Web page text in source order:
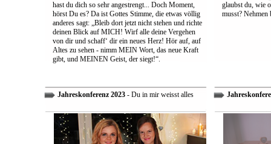
hast du dich so sehr angestrengt... Doch Moment,
hörst Du es? Da ist Gottes Stimme, die etwas völlig
anderes sagt: „Bleib dort jetzt nicht stehen und richte
deinen Blick auf MICH! Wirf alle deine Vergehen
von dir und schaff‘ dir ein neues Herz! Hör auf, auf
Altes zu sehen - nimm MEIN Wort, das neue Kraft
gibt, und MEINEN Geist, der siegt!“.
glaubst du, wie
musst? Nehmen
Jahreskonferenz 2023- Du in mir weisst alles